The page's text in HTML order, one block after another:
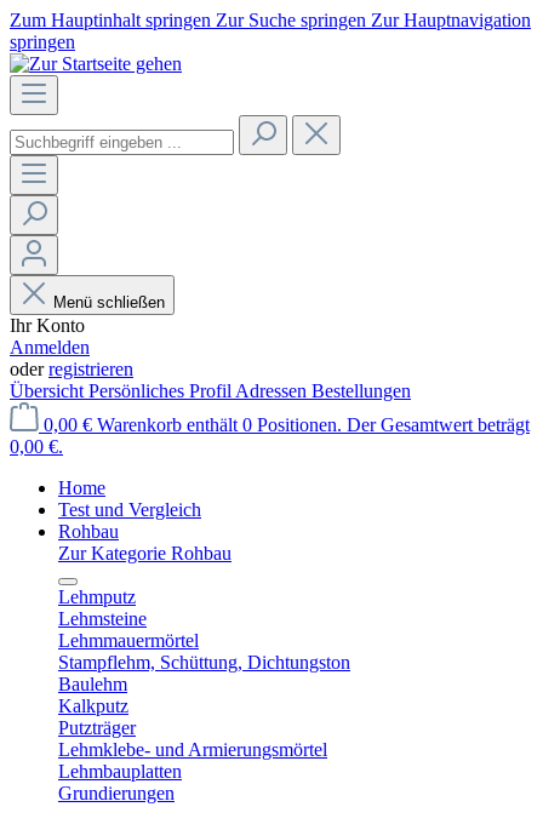
Zum Hauptinhalt springen Zur Suche springen Zur Hauptnavigation
springen
Menü schließen
Ihr Konto
Anmelden
oderregistrieren
Übersicht Persönliches Profil Adressen Bestellungen
0,00 € Warenkorb enthält 0 Positionen. Der Gesamtwert beträgt
0,00 €.
Home
Test und Vergleich
Rohbau
Zur Kategorie Rohbau
Lehmputz
Lehmsteine
Lehmmauermörtel
Stampflehm, Schüttung, Dichtungston
Baulehm
Kalkputz
Putzträger
Lehmklebe- und Armierungsmörtel
Lehmbauplatten
Grundierungen